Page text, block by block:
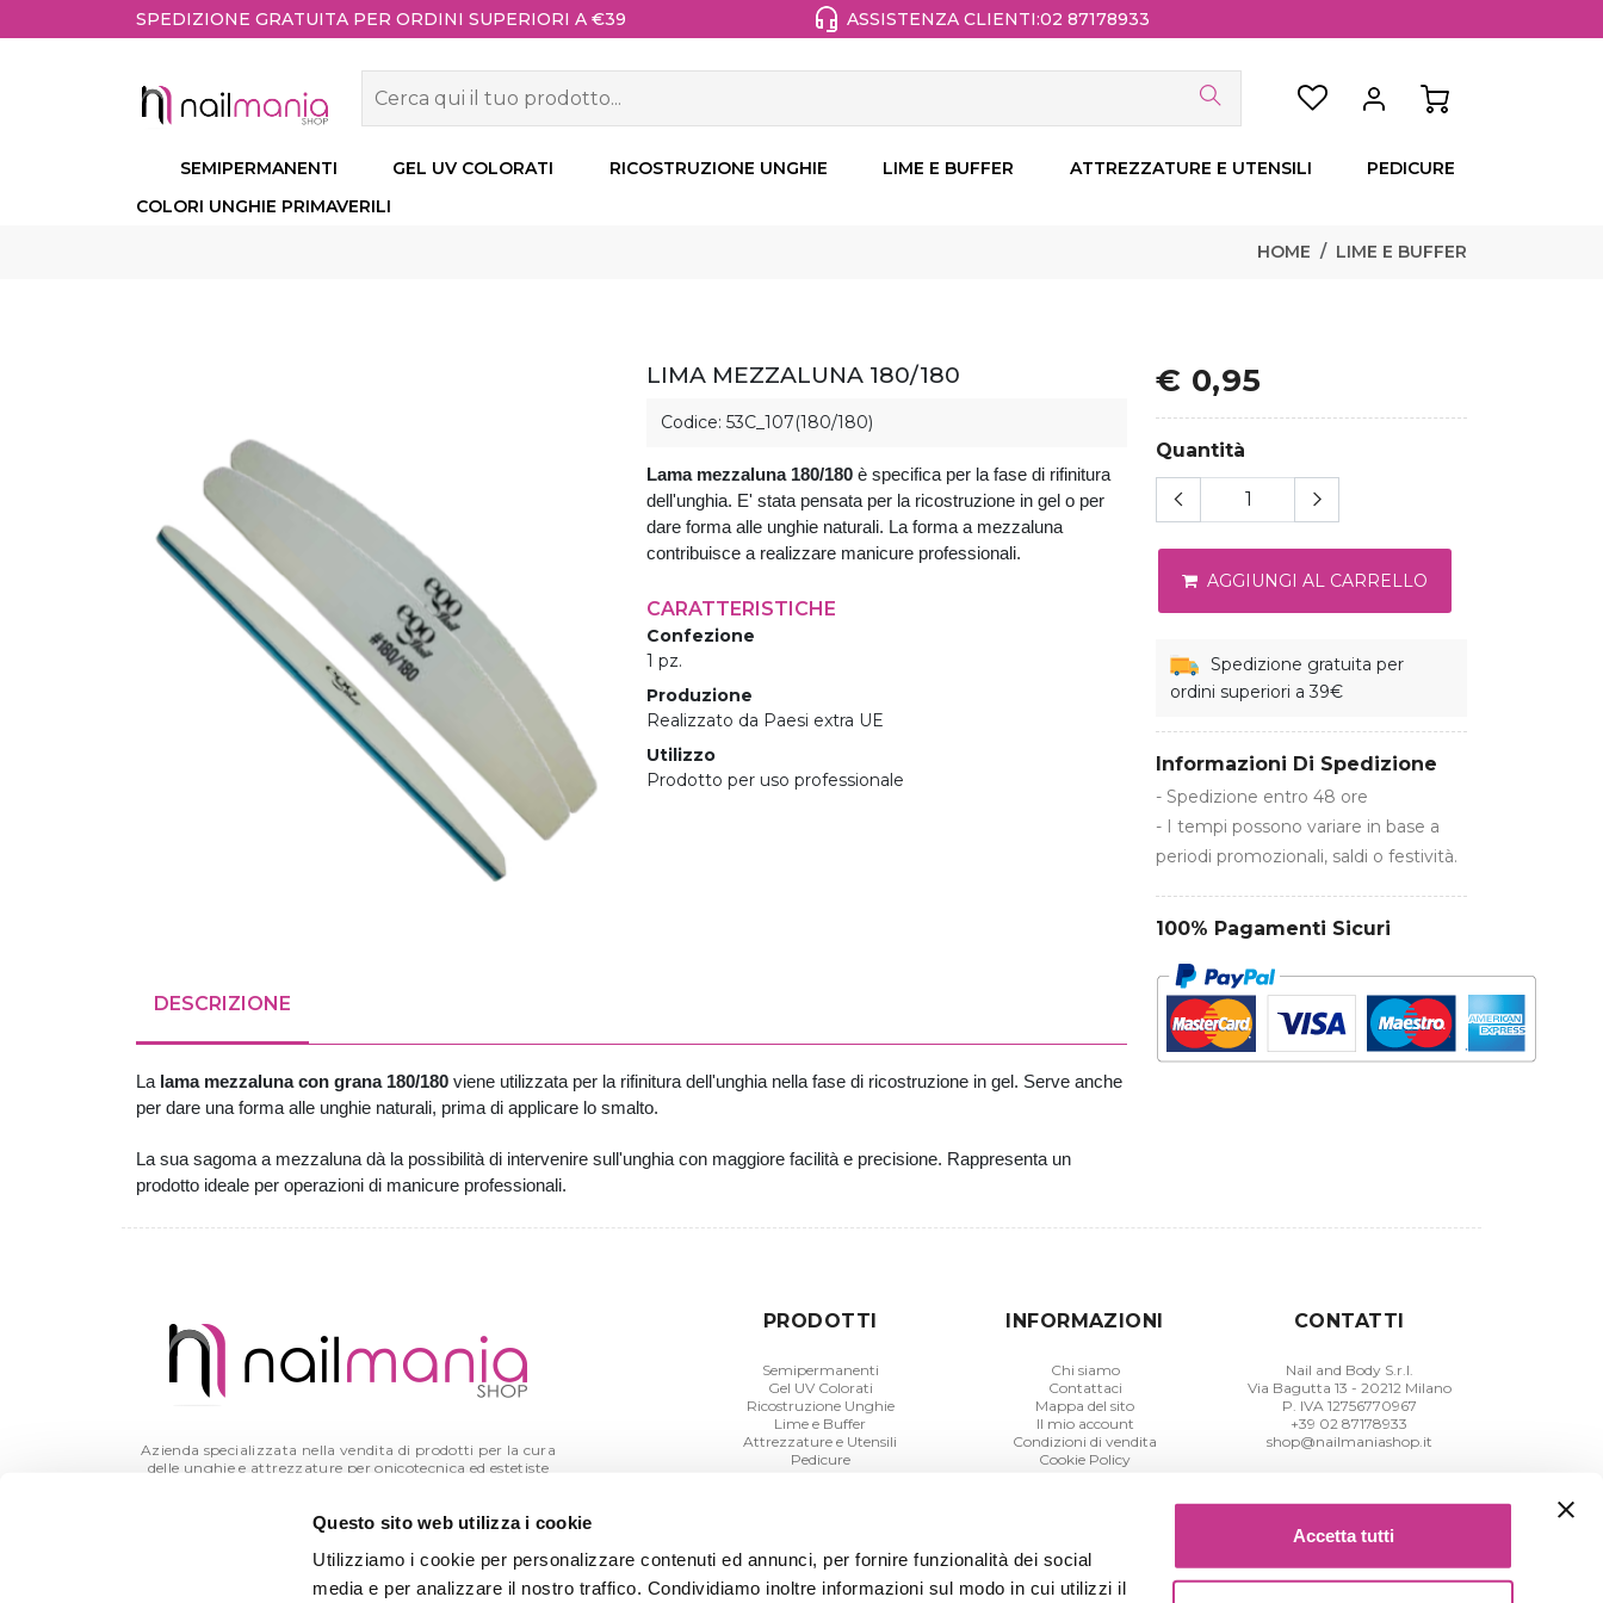
Questo sito web utilizza i cookie
Utilizziamo i cookie per personalizzare contenuti ed annunci, per fornire funzionalità dei social
media e per analizzare il nostro traffico. Condividiamo inoltre informazioni sul modo in cui utilizzi il
Accetta tutti
SPEDIZIONE GRATUITA PER ORDINI SUPERIORI A €39 ASSISTENZA CLIENTI:02 87178933
SEMIPERMANENTI GEL UV COLORATI RICOSTRUZIONE UNGHIE LIME E BUFFER ATTREZZATURE E UTENSILI
PEDICURE
COLORI UNGHIE PRIMAVERILI
HOME LIME E BUFFER
LIMA MEZZALUNA 180/180
Codice: 53C_107(180/180)
Lama mezzaluna 180/180è specifica per la fase di rifinitura
dell'unghia. E' stata pensata per la ricostruzione in gel o per
dare forma alle unghie naturali. La forma a mezzaluna
contribuisce a realizzare manicure professionali.
CARATTERISTICHE
Confezione
1 pz.
Produzione
Realizzato da Paesi extra UE
Utilizzo
Prodotto per uso professionale
DESCRIZIONE
La lama mezzaluna con grana 180/180 viene utilizzata per la rifinitura dell'unghia nella fase di ricostruzione in gel. Serve anche
per dare una forma alle unghie naturali, prima di applicare lo smalto.
La sua sagoma a mezzaluna dà la possibilità di intervenire sull'unghia con maggiore facilità e precisione. Rappresenta un
prodotto ideale per operazioni di manicure professionali.
€ 0,95
Quantità
AGGIUNGI AL CARRELLO
Spedizione gratuita per
ordini superiori a 39€
Informazioni Di Spedizione
- Spedizione entro 48 ore
- I tempi possono variare in base a
periodi promozionali, saldi o festività.
100% Pagamenti Sicuri
Azienda specializzata nella vendita di prodotti per la cura
delle unghie e attrezzature per onicotecnica ed estetiste
PRODOTTI
Semipermanenti
Gel UV Colorati
Ricostruzione Unghie
Lime e Buffer
Attrezzature e Utensili
Pedicure
INFORMAZIONI
Chi siamo
Contattaci
Mappa del sito
Il mio account
Condizioni di vendita
Cookie Policy
CONTATTI
Nail and Body S.r.l.
Via Bagutta 13 - 20212 Milano
P. IVA 12756770967
+39 02 87178933
shop@nailmaniashop.it